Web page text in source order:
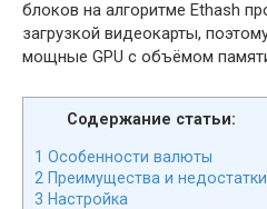
блоков на алгоритме Ethash
загрузкой видеокарты,
мощные GPU с объёмом
Содержание статьи:
1 Особенности валюты
2 Преимущества и недостатки
3 Настройка